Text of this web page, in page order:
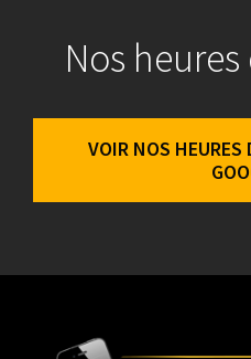
Nos
VOIR NOS HEURES